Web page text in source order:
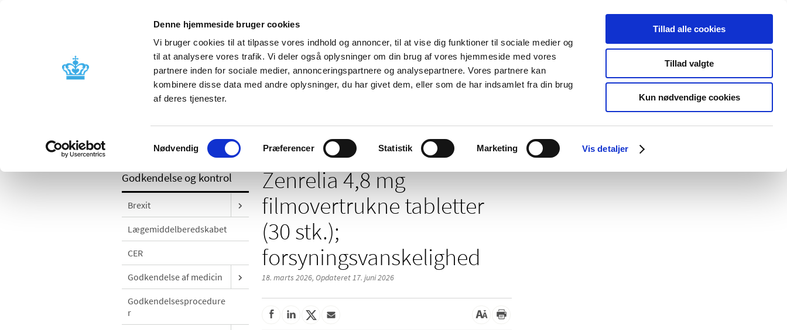
Denne hjemmeside bruger cookies
Vi bruger cookies til at tilpasse vores indhold og annoncer, til at vise dig funktioner til sociale medier og
til at analysere vores trafik. Vi deler også oplysninger om din brug af vores hjemmeside med vores
partnere inden for sociale medier, annonceringspartnere og analysepartnere. Vores partnere kan
kombinere disse data med andre oplysninger, du har givet dem, eller som de har indsamlet fra din brug
af deres tjenester.
Samtykkevalg
Nødvendig Præferencer Statistik Marketing Vis detaljer
Tillad alle cookies
Tillad valgte
Kun nødvendige cookies
Nyheder Om os Kontakt Udgivelser
Godkendelse og
Bivirkninger og
produktinformation
Tilskud og
Apoteker og salg af
Medicinsk
Særlige
produktområder
mg filmovertrukne tabletter (30 stk.); forsyningsvanskelighed
Godkendelse og kontrol
Brexit
Lægemiddelberedskabet
CER
Godkendelse af medicin
Godkendelsesprocedure
r
Zenrelia 4,8 mg
filmovertrukne tabletter
(30 stk.);
forsyningsvanskelighed
18. marts 2026, Opdateret 17. juni 2026